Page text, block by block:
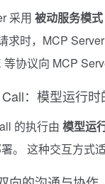
采用 被动服务模式
求时，MCP
协议向 MCP
：模型运行
的执行由 模型运
。 这种交互方式